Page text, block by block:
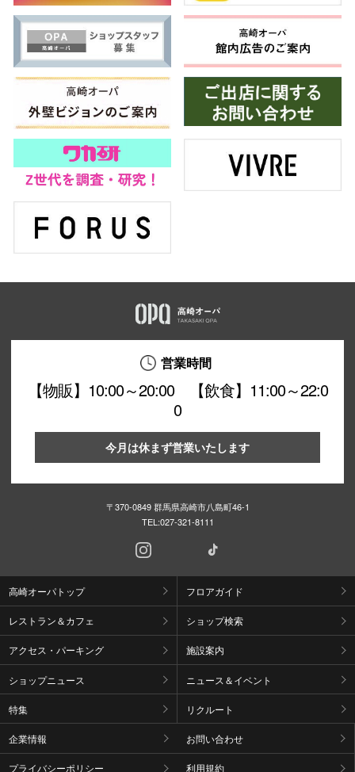
営業時間
【物販】10:00～20:00 【飲食】11:00～22:0
0
今月は休まず営業いたします
〒370-0849 群馬県高崎市八島町46-1
TEL:027-321-8111
高崎オーパトップ フロアガイド
レストラン＆カフェ ショップ検索
アクセス・パーキング 施設案内
ショップニュース ニュース＆イベント
特集 リクルート
企業情報 お問い合わせ
プライバシーポリシー 利用規約